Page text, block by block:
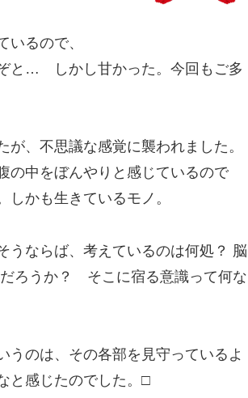
るので、
と… しかし甘かった。今回もご多
、不思議な感覚に襲われました。
の中をぼんやりと感じているので
かも生きているモノ。
うならば、考えているのは何処？ 脳
ろうか？ そこに宿る意識って何な
うのは、その各部を見守っているよ
と感じたのでした。□